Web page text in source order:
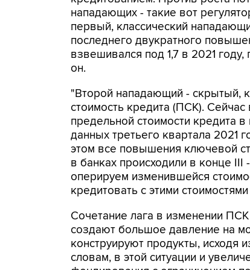
нападающих - такие вот
первый, классический
последнего двукратного
взвешивался под 1,7 в 2021
он.
"Второй нападающий - скрытый,
стоимость кредита (ПСК).
предельной стоимости кредита
данных третьего квартала 2021
этом все повышения ключевой
в банках происходили в конце III
оперируем изменившейся
кредитовать с этими
Сочетание лага в изменении
создают большое давление на
конструируют продукты, исходя
словам, в этой ситуации и